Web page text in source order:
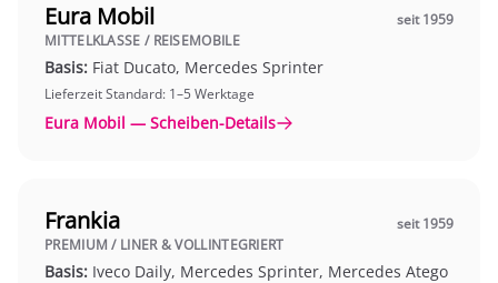
Eura Mobil
seit 1959
MITTELKLASSE / REISEMOBILE
Basis: Fiat Ducato, Mercedes Sprinter
Lieferzeit Standard: 1–5 Werktage
Eura Mobil — Scheiben-Details
Frankia
seit 1959
PREMIUM / LINER & VOLLINTEGRIERT
Basis: Iveco Daily, Mercedes Sprinter, Mercedes Atego